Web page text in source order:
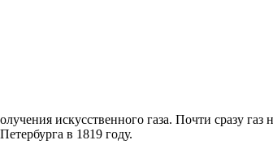
искусственного газа. Почти сразу газ
в 1819 году.